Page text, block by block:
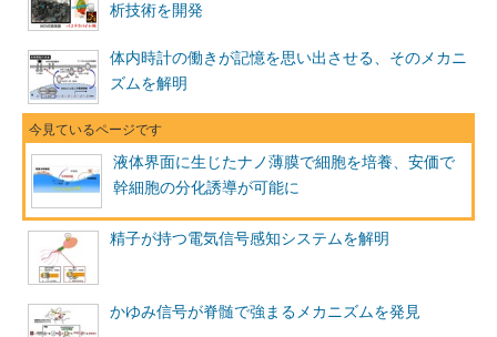
析技術を開発
体内時計の働きが記憶を思い出させる、そのメカニ
ズムを解明
液体界面に生じたナノ薄膜で細胞を培養、安価で
幹細胞の分化誘導が可能に
精子が持つ電気信号感知システムを解明
かゆみ信号が脊髄で強まるメカニズムを発見